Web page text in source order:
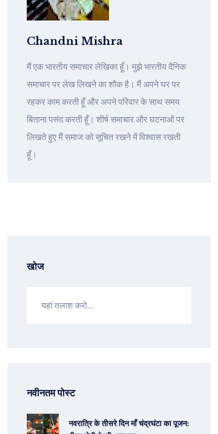
Chandni Mishra
मैं एक भारतीय समाचार लेखिका हूँ। मुझे भारतीय दैनिक
समाचार पर लेख लिखने का शौक है। मैं अपने घर पर
रहकर काम करती हूँ और अपने परिवार के साथ समय
बिताना पसंद करती हूँ। शीर्ष समाचार और घटनाओं पर
लिखते हुए मैं समाज को सूचित रखने में विश्वास रखती
हूँ।
खोज
नवीनतम पोस्ट
नवरात्रि के तीसरे दिन माँ चंद्रघंटा का पूजन: